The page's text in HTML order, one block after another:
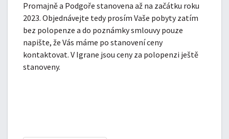
Promajně a Podgoře stanovena až na začátku roku
2023. Objednávejte tedy prosím Vaše pobyty zatím
bez polopenze a do poznámky smlouvy pouze
napište, že Vás máme po stanovení ceny
kontaktovat. V Igrane jsou ceny za polopenzi ještě
stanoveny.